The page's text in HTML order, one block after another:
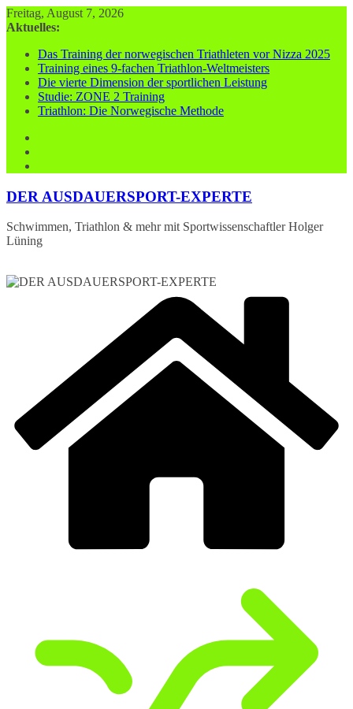
Zum
Inhalt
Freitag, August 7, 2026
Aktuelles:
Das Training der norwegischen Triathleten vor Nizza 2025
Training eines 9-fachen Triathlon-Weltmeisters
Die vierte Dimension der sportlichen Leistung
Studie: ZONE 2 Training
Triathlon: Die Norwegische Methode
DER AUSDAUERSPORT-EXPERTE
Schwimmen, Triathlon & mehr mit Sportwissenschaftler Holger
Lüning